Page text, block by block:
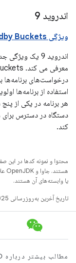
اندروید 9
ویژگی App Standby Buckets معرفی شد
درخواست‌های برنامه‌ها
استفاده از برنامه‌ها
هر برنامه در یکی از
دستگاه در دسترس برای
کند.
محتوا و نمونه کدها در این
یا وابسته‌های آن هستند.
تاریخ آخرین به‌روزرسانی 2025-07-29 به‌وقت ساعت هماهنگ جهانی.
مطالب بیشتر درباره ANDROID